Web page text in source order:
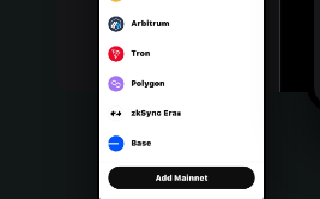
Bahasa Indonesia
Português (Brasil)
Español (Argentina)